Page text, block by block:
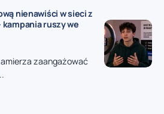
nienawiści w sieci z
ruszy we
zaangażować